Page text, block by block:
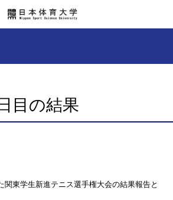
目の結果
関東学生新進テニス選手権大会の結果報告と